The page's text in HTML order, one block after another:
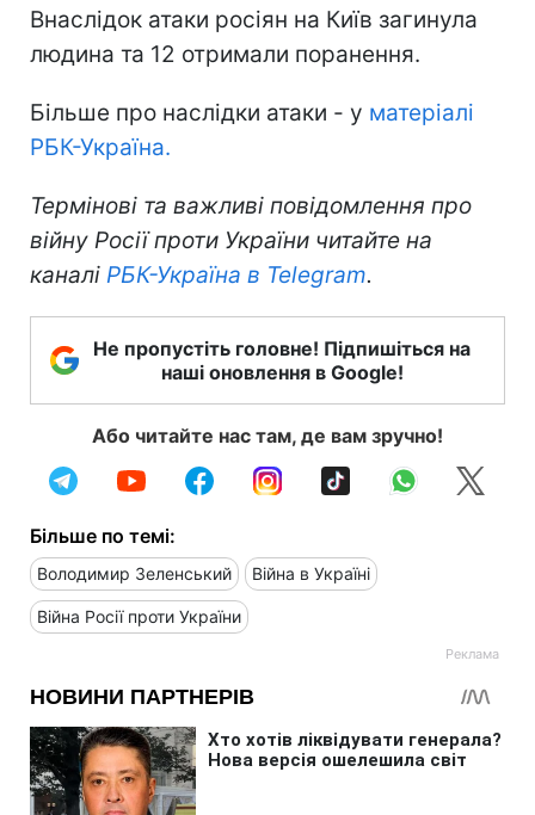
Внаслідок атаки росіян на Київ загинула
людина та 12 отримали поранення.
Більше про наслідки атаки - у матеріалі
РБК-Україна.
Термінові та важливі повідомлення про
війну Росії проти України читайте на
каналі РБК-Україна в Telegram.
Не пропустіть головне! Підпишіться на
наші оновлення в Google!
Або читайте нас там, де вам зручно!
Більше по темі:
Володимир Зеленський Війна в Україні
Війна Росії проти України